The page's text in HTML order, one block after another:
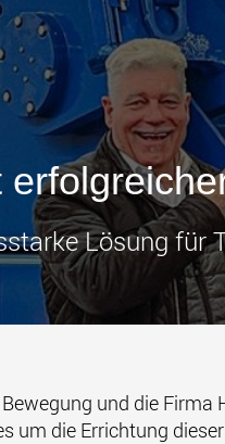
Lösung für
und die Firma
um die Errichtung